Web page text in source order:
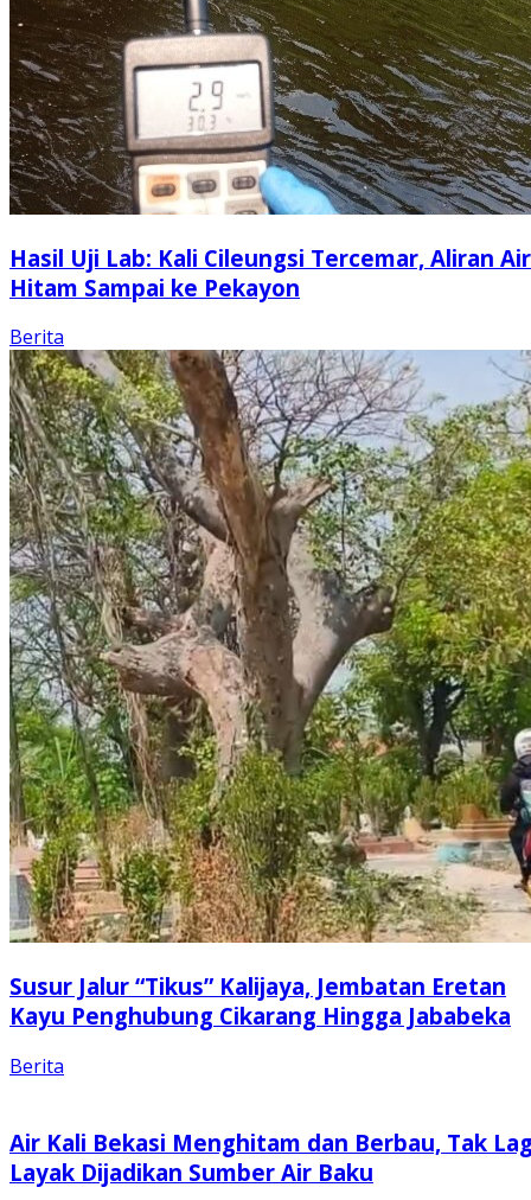
Hasil Uji Lab: Kali Cileungsi Tercemar, Aliran Air
Hitam Sampai ke Pekayon
Berita
Susur Jalur “Tikus” Kalijaya, Jembatan Eretan
Kayu Penghubung Cikarang Hingga Jababeka
Berita
Air Kali Bekasi Menghitam dan Berbau, Tak
Layak Dijadikan Sumber Air Baku